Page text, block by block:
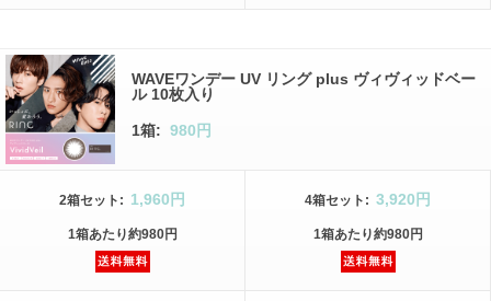
WAVEワンデー UV リング plus ヴィヴィッドベー
ル 10枚入り
1箱: 980円
2箱セット : 1,960円
1箱あたり約980円
4箱セット : 3,920円
1箱あたり約980円